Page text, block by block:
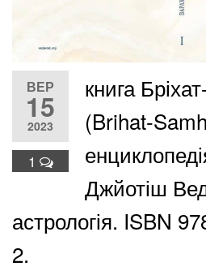
ВЕР
15
2023
1
книга
(Brihat-
Джйотіш
астрологія. ISBN
2.